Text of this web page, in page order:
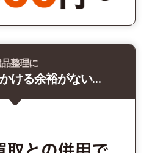
整理に
ける余裕がない…